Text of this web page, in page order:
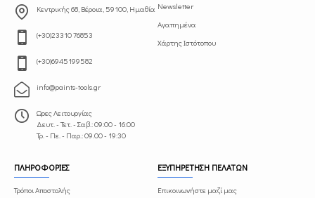
Κεντρικής 68, Βέροια, 59100, Ημαθία
(+30)23310 76853
(+30)6945199582
info@paints-tools.gr
Ωρες Λειτουργίας
Δευτ. - Τετ. - Σαβ.: 09:00 - 16:00
Τρ. - Πε. - Παρ.: 09.00 - 19:30
Newsletter
Αγαπημένα
Χάρτης Ιστότοπου
ΠΛΗΡΟΦΟΡΙΕΣ
Τρόποι Αποστολής
ΕΞΥΠΗΡΕΤΗΣΗ ΠΕΛΑΤΩΝ
Επικοινωνήστε μαζί μας